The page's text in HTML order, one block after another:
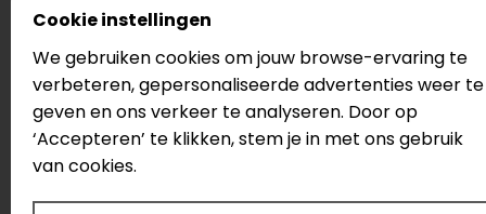
Cookie instellingen
We gebruiken cookies om jouw browse-ervaring te
verbeteren, gepersonaliseerde advertenties weer te
geven en ons verkeer te analyseren. Door op
‘Accepteren’ te klikken, stem je in met ons gebruik
van cookies.